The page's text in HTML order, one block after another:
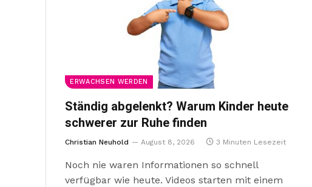
ERWACHSEN WERDEN
Ständig abgelenkt? Warum Kinder heute
schwerer zur Ruhe finden
Christian Neuhold August 8, 2026 3 Minuten Lesezeit
Noch nie waren Informationen so schnell
verfügbar wie heute. Videos starten mit einem